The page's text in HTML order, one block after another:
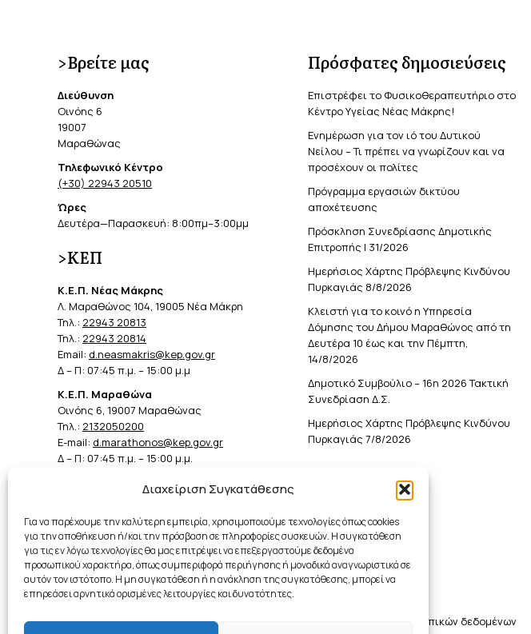
Διαχείριση Συγκατάθεσης
Για να παρέχουμε την καλύτερη εμπειρία, χρησιμοποιούμε τεχνολογίες όπως cookies
για την αποθήκευση ή/και την πρόσβαση σε πληροφορίες συσκευών. Η συγκατάθεση
για τις εν λόγω τεχνολογίες θα μας επιτρέψει να επεξεργαστούμε δεδομένα
προσωπικού χαρακτήρα, όπως συμπεριφορά περιήγησης ή μοναδικά αναγνωριστικά σε
αυτόν τον ιστότοπο. Η μη συγκατάθεση ή η ανάκληση της συγκατάθεσης, μπορεί να
επηρεάσει αρνητικά ορισμένες λειτουργίες και δυνατότητες.
>Βρείτε μας
Διεύθυνση
Οινόης 6
19007
Μαραθώνας
Τηλεφωνικό Κέντρο
(+30) 22943 20510
Ώρες
Δευτέρα—Παρασκευή: 8:00πμ–3:00μμ
>ΚΕΠ
Κ.Ε.Π. Νέας Μάκρης
Λ. Μαραθώνος 104, 19005 Νέα Μάκρη
Τηλ.: 22943 20813
Τηλ.: 22943 20814
Email: d.neasmakris@kep.gov.gr
Δ – Π: 07:45 π.μ. – 15:00 μ.μ
Κ.Ε.Π. Μαραθώνα
Οινόης 6, 19007 Μαραθώνας
Τηλ.: 2132050200
E-mail: d.marathonos@kep.gov.gr
Δ – Π: 07:45 π.μ. – 15:00 μ.μ.
Πρόσφατες δημοσιεύσεις
Επιστρέφει το Φυσικοθεραπευτήριο στο
Κέντρο Υγείας Νέας Μάκρης!
Ενημέρωση για τον ιό του Δυτικού
Νείλου – Τι πρέπει να γνωρίζουν και να
προσέχουν οι πολίτες
Πρόγραμμα εργασιών δικτύου
αποχέτευσης
Πρόσκληση Συνεδρίασης Δημοτικής
Επιτροπής | 31/2026
Ημερήσιος Χάρτης Πρόβλεψης Κινδύνου
Πυρκαγιάς 8/8/2026
Κλειστή για το κοινό η Υπηρεσία
Δόμησης του Δήμου Μαραθώνος από τη
Δευτέρα 10 έως και την Πέμπτη,
14/8/2026
Δημοτικό Συμβούλιο – 16η 2026 Τακτική
Συνεδρίαση Δ.Σ.
Ημερήσιος Χάρτης Πρόβλεψης Κινδύνου
Πυρκαγιάς 7/8/2026
Επεξεργασία προσωπικών δεδομένων